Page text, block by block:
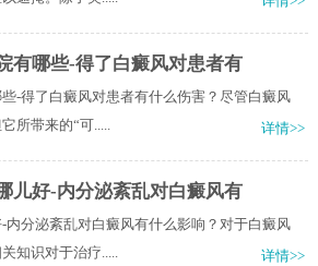
有哪些-得了白癜风对患者有
-得了白癜风对患者有什么伤害？尽管白癜风
所带来的“可.....
详情>>
儿好-内分泌紊乱对白癜风有
内分泌紊乱对白癜风有什么影响？对于白癜风
知识对于治疗.....
详情>>